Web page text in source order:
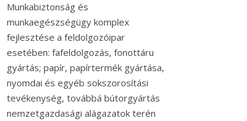
Munkabiztonság és
munkaegészségügy komplex
fejlesztése a feldolgozóipar
esetében: fafeldolgozás, fonottáru
gyártás; papír, papírtermék gyártása,
nyomdai és egyéb sokszorosítási
tevékenység, továbbá bútorgyártás
nemzetgazdasági alágazatok terén